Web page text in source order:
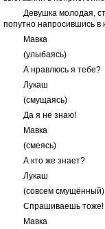
Девушка молодая,
попутно напросившись в
Мавка
(улыбаясь)
А нравлюсь я тебе?
Лукаш
(смущаясь)
Да я не знаю!
Мавка
(смеясь)
А кто же знает?
Лукаш
(совсем смущённый)
Спрашиваешь тоже!
Мавка